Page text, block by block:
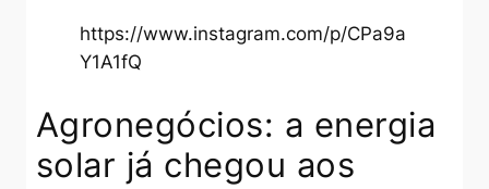
https://www.instagram.com/p/CPa9a
Y1A1fQ
Agronegócios: a energia
solar já chegou aos